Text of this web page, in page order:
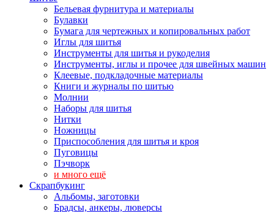
Бельевая фурнитура и материалы
Булавки
Бумага для чертежных и копировальных работ
Иглы для шитья
Инструменты для шитья и рукоделия
Инструменты, иглы и прочее для швейных машин
Клеевые, подкладочные материалы
Книги и журналы по шитью
Молнии
Наборы для шитья
Нитки
Ножницы
Приспособления для шитья и кроя
Пуговицы
Пэчворк
и много ещё
Скрапбукинг
Альбомы, заготовки
Брадсы, анкеры, люверсы